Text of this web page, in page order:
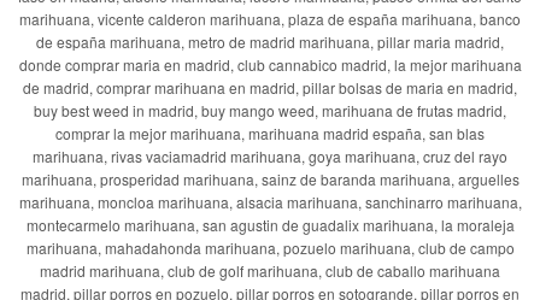
marihuana, vicente calderon marihuana, plaza de españa marihuana, banco
de españa marihuana, metro de madrid marihuana, pillar maria madrid,
donde comprar maria en madrid, club cannabico madrid, la mejor marihuana
de madrid, comprar marihuana en madrid, pillar bolsas de maria en madrid,
buy best weed in madrid, buy mango weed, marihuana de frutas madrid,
comprar la mejor marihuana, marihuana madrid españa, san blas
marihuana, rivas vaciamadrid marihuana, goya marihuana, cruz del rayo
marihuana, prosperidad marihuana, sainz de baranda marihuana, arguelles
marihuana, moncloa marihuana, alsacia marihuana, sanchinarro marihuana,
montecarmelo marihuana, san agustin de guadalix marihuana, la moraleja
marihuana, mahadahonda marihuana, pozuelo marihuana, club de campo
madrid marihuana, club de golf marihuana, club de caballo marihuana
madrid, pillar porros en pozuelo, pillar porros en sotogrande, pillar porros en